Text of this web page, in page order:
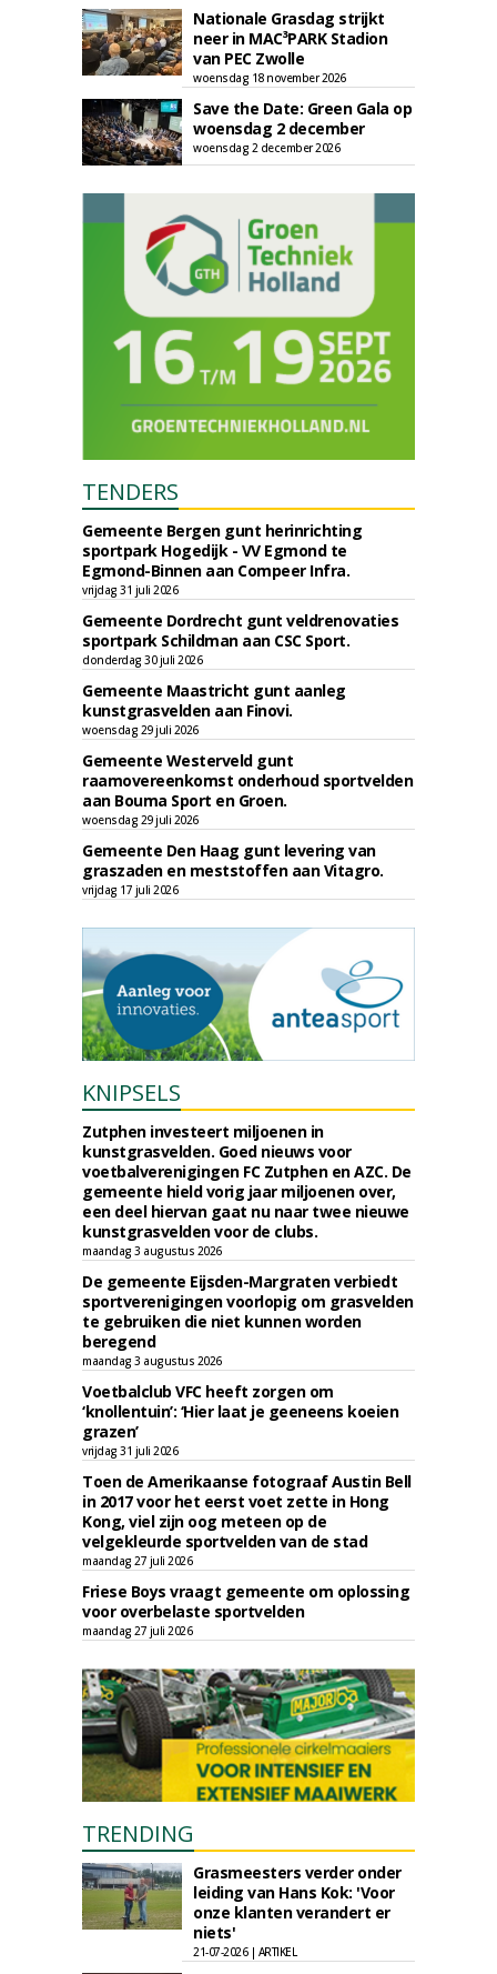
Nationale Grasdag strijkt
neer in MAC³PARK Stadion
van PEC Zwolle
woensdag 18 november 2026
Save the Date: Green Gala op
woensdag 2 december
woensdag 2 december 2026
TENDERS
Gemeente Bergen gunt herinrichting
sportpark Hogedijk - VV Egmond te
Egmond-Binnen aan Compeer Infra.
vrijdag 31 juli 2026
Gemeente Dordrecht gunt veldrenovaties
sportpark Schildman aan CSC Sport.
donderdag 30 juli 2026
Gemeente Maastricht gunt aanleg
kunstgrasvelden aan Finovi.
woensdag 29 juli 2026
Gemeente Westerveld gunt
raamovereenkomst onderhoud sportvelden
aan Bouma Sport en Groen.
woensdag 29 juli 2026
Gemeente Den Haag gunt levering van
graszaden en meststoffen aan Vitagro.
vrijdag 17 juli 2026
KNIPSELS
Zutphen investeert miljoenen in
kunstgrasvelden. Goed nieuws voor
voetbalverenigingen FC Zutphen en AZC. De
gemeente hield vorig jaar miljoenen over,
een deel hiervan gaat nu naar twee nieuwe
kunstgrasvelden voor de clubs.
maandag 3 augustus 2026
De gemeente Eijsden-Margraten verbiedt
sportverenigingen voorlopig om grasvelden
te gebruiken die niet kunnen worden
beregend
maandag 3 augustus 2026
Voetbalclub VFC heeft zorgen om
‘knollentuin’: ‘Hier laat je geeneens koeien
grazen’
vrijdag 31 juli 2026
Toen de Amerikaanse fotograaf Austin Bell
in 2017 voor het eerst voet zette in Hong
Kong, viel zijn oog meteen op de
velgekleurde sportvelden van de stad
maandag 27 juli 2026
Friese Boys vraagt gemeente om oplossing
voor overbelaste sportvelden
maandag 27 juli 2026
TRENDING
Grasmeesters verder onder
leiding van Hans Kok: 'Voor
onze klanten verandert er
niets'
21-07-2026 | ARTIKEL